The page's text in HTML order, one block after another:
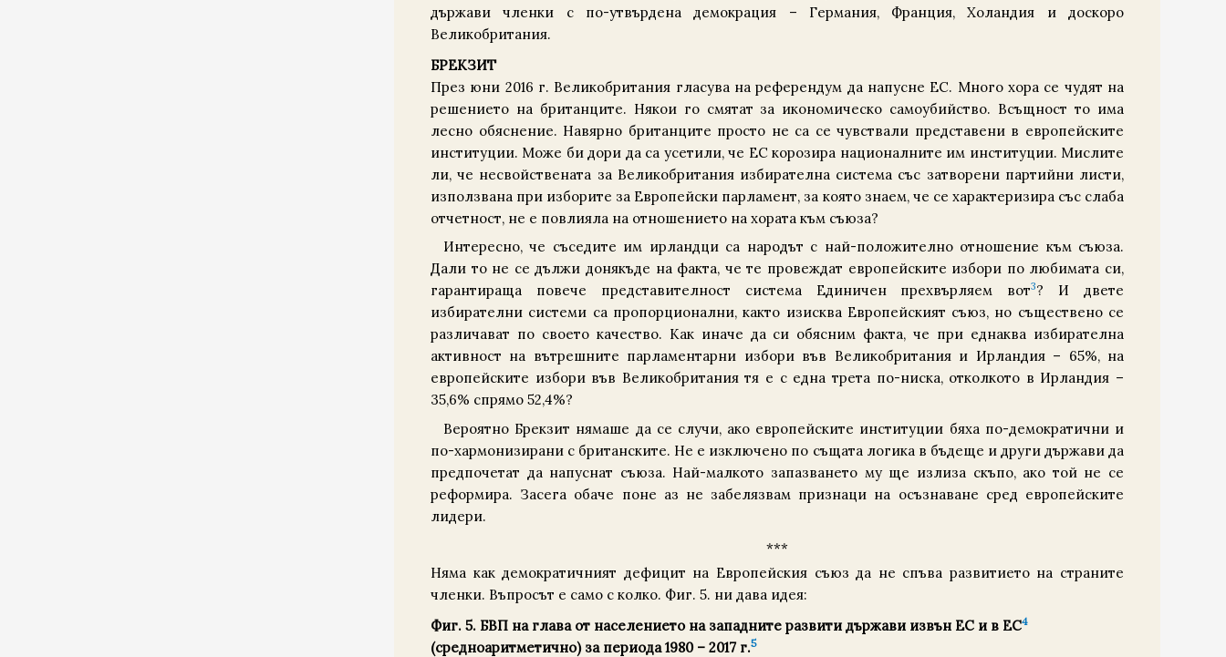
държави членки с по-утвърдена демокрация – Германия, Франция, Холандия и доскоро
Великобритания.
БРЕКЗИТ
През юни 2016 г. Великобритания гласува на референдум да напусне ЕС. Много хора се чудят на
решението на британците. Някои го смятат за икономическо самоубийство. Всъщност то има
лесно обяснение. Навярно британците просто не са се чувствали представени в европейските
институции. Може би дори да са усетили, че ЕС корозира националните им институции. Мислите
ли, че несвойствената за Великобритания избирателна система със затворени партийни листи,
използвана при изборите за Европейски парламент, за която знаем, че се характеризира със слаба
отчетност, не е повлияла на отношението на хората към съюза?
Интересно, че съседите им ирландци са народът с най-положително отношение към съюза.
Дали то не се дължи донякъде на факта, че те провеждат европейските избори по любимата си,
гарантираща повече представителност система Единичен прехвърляем вот3? И двете
избирателни системи са пропорционални, както изисква Европейският съюз, но съществено се
различават по своето качество. Как иначе да си обясним факта, че при еднаква избирателна
активност на вътрешните парламентарни избори във Великобритания и Ирландия – 65%, на
европейските избори във Великобритания тя е с една трета по-ниска, отколкото в Ирландия –
35,6% спрямо 52,4%?
Вероятно Брекзит нямаше да се случи, ако европейските институции бяха по-демократични и
по-хармонизирани с британските. Не е изключено по същата логика в бъдеще и други държави да
предпочетат да напуснат съюза. Най-малкото запазването му ще излиза скъпо, ако той не се
реформира. Засега обаче поне аз не забелязвам признаци на осъзнаване сред европейските
лидери.
***
Няма как демократичният дефицит на Европейския съюз да не спъва развитието на страните
членки. Въпросът е само с колко. Фиг. 5. ни дава идея:
Фиг. 5. БВП на глава от населението на западните развити държави извън ЕС и в ЕС4
(средноаритметично) за периода 1980 – 2017 г.5